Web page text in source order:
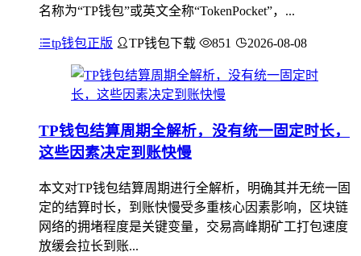
名称为“TP钱包”或英文全称“TokenPocket”，...
tp钱包正版 TP钱包下载 851 2026-08-08
TP钱包结算周期全解析，没有统一固定时长，
这些因素决定到账快慢
本文对TP钱包结算周期进行全解析，明确其并无统一固
定的结算时长，到账快慢受多重核心因素影响，区块链
网络的拥堵程度是关键变量，交易高峰期矿工打包速度
放缓会拉长到账...